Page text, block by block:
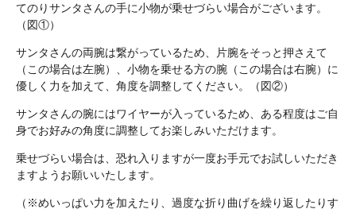
てのりサンタさんの手に小物が乗せづらい場合がございます。
（図①）
サンタさんの両腕は繋がっているため、片腕をそっと押さえて
（この場合は左腕）、小物を乗せる方の腕（この場合は右腕）に
優しく力を加えて、角度を調整してください。（図②）
サンタさんの腕にはワイヤーが入っているため、ある程度はご自
身でお好みの角度に調整してお楽しみいただけます。
乗せづらい場合は、恐れ入りますが一度お手元でお試しいただき
ますようお願いいたします。
（※めいっぱい力を加えたり、過度な折り曲げを繰り返したりす